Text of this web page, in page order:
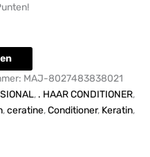
MAJ-8027483838021
, . HAAR CONDITIONER,
,ceratine,Conditioner, Keratin,